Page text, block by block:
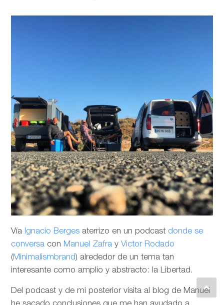
Vía Ignacio Berges aterrizo en un podcast donde se
conversa con Manuel Zafra y Victor Rodado
(Minimalismbrand) alrededor de un tema tan
interesante como amplio y abstracto: la Libertad.
Del podcast y de mi posterior visita al blog de Manuel